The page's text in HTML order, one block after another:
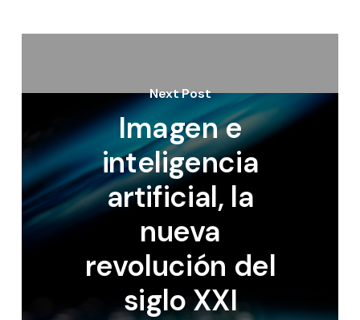
Next Post
Imagen e
inteligencia
artificial, la
nueva
revolución del
siglo XXI